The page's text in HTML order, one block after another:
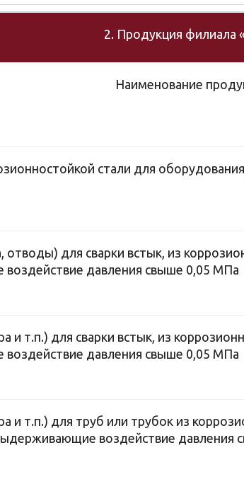
2. Продукция филиала
Наименование
стали для
отводы) для сварки встык, из
давления свыше 0,05 МПа
и т.п.) для сварки встык, из
давления свыше 0,05 МПа
и т.п.) для труб или трубок из
воздействие давления